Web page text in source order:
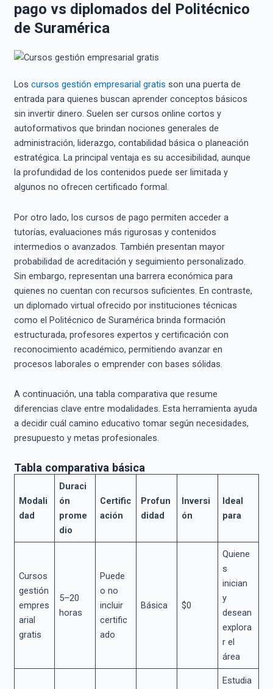
pago vs diplomados del Politécnico
de Suramérica
Los cursos gestión empresarial gratis son una puerta de
entrada para quienes buscan aprender conceptos básicos
sin invertir dinero. Suelen ser cursos online cortos y
autoformativos que brindan nociones generales de
administración, liderazgo, contabilidad básica o planeación
estratégica. La principal ventaja es su accesibilidad, aunque
la profundidad de los contenidos puede ser limitada y
algunos no ofrecen certificado formal.
Por otro lado, los cursos de pago permiten acceder a
tutorías, evaluaciones más rigurosas y contenidos
intermedios o avanzados. También presentan mayor
probabilidad de acreditación y seguimiento personalizado.
Sin embargo, representan una barrera económica para
quienes no cuentan con recursos suficientes. En contraste,
un diplomado virtual ofrecido por instituciones técnicas
como el Politécnico de Suramérica brinda formación
estructurada, profesores expertos y certificación con
reconocimiento académico, permitiendo avanzar en
procesos laborales o emprender con bases sólidas.
A continuación, una tabla comparativa que resume
diferencias clave entre modalidades. Esta herramienta ayuda
a decidir cuál camino educativo tomar según necesidades,
presupuesto y metas profesionales.
Tabla comparativa básica
Modali
dad
Duraci
ón
prome
dio
Certific
ación
Profun
didad
Inversi
ón
Ideal
para
Cursos
gestión
empres
arial
gratis
5–20
horas
Puede
o no
incluir
certific
ado
Básica $0
Quiene
s
inician
y
desean
explora
r el
área
Estudia